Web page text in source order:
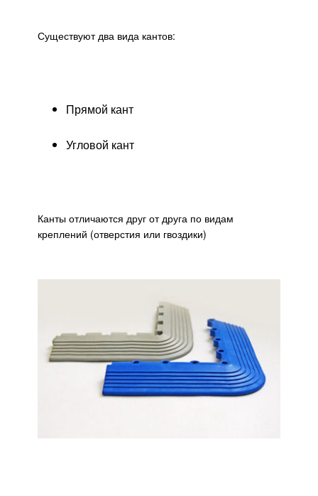
Существуют два вида кантов:
Прямой кант
Угловой кант
Канты отличаются друг от друга по видам
креплений (отверстия или гвоздики)